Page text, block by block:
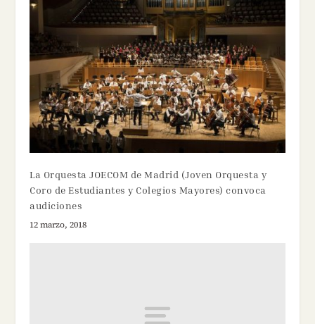
La Orquesta JOECOM de Madrid (Joven Orquesta y
Coro de Estudiantes y Colegios Mayores) convoca
audiciones
12 marzo, 2018